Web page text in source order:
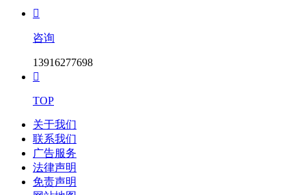

咨询
13916277698

TOP
关于我们
联系我们
广告服务
法律声明
免责声明